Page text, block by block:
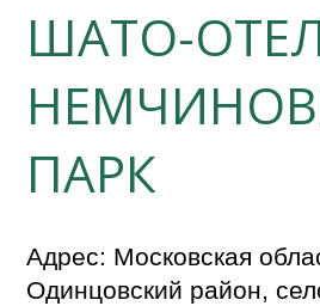
ШАТО-
ПАРК
Адрес: Московская
Одинцовский район,